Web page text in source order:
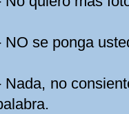
NO se ponga
Nada, no